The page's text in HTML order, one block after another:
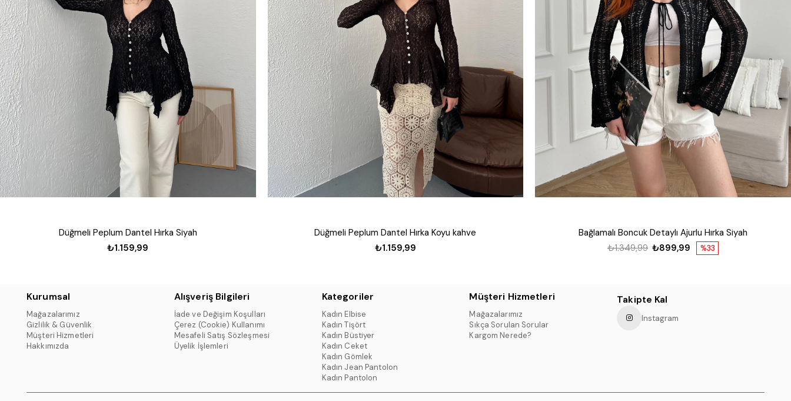
Düğmeli Peplum Dantel Hırka Siyah
₺1.159,99
Düğmeli Peplum Dantel Hırka Koyu kahve
₺1.159,99
Bağlamalı Boncuk Detaylı Ajurlu Hırka Siyah
%33
₺899,99
₺1.349,99
Kurumsal
Mağazalarımız
Gizlilik & Güvenlik
Müşteri Hizmetleri
Hakkımızda
Alışveriş Bilgileri
İade ve Değişim Koşulları
Çerez (Cookie) Kullanımı
Mesafeli Satış Sözleşmesi
Üyelik İşlemleri
Kategoriler
Kadın Elbise
Kadın Tişört
Kadın Büstiyer
Kadın Ceket
Kadın Gömlek
Kadın Jean Pantolon
Kadın Pantolon
Müşteri Hizmetleri
Mağazalarımız
Sıkça Sorulan Sorular
Kargom Nerede?
Takipte Kal
Instagram